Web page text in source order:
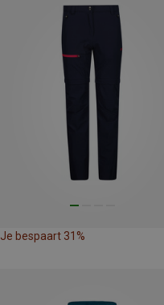
Je bespaart 31%